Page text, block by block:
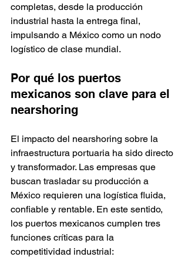
completas, desde la producción
industrial hasta la entrega final,
impulsando a México como un nodo
logístico de clase mundial.
Por qué los puertos
mexicanos son clave para el
nearshoring
El impacto del nearshoring sobre la
infraestructura portuaria ha sido directo
y transformador. Las empresas que
buscan trasladar su producción a
México requieren una logística fluida,
confiable y rentable. En este sentido,
los puertos mexicanos cumplen tres
funciones críticas para la
competitividad industrial: